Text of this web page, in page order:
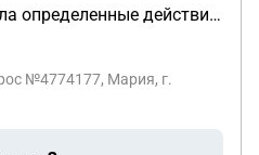
определенные действия:
в СБ, написала
кредитную историю
№4774177, Мария, г.